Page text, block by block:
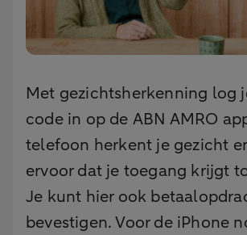
Met gezichtsherkenning log
code in op de ABN AMRO
telefoon herkent je gezicht
ervoor dat je toegang krijgt
Je kunt hier ook
bevestigen. Voor de iPhone